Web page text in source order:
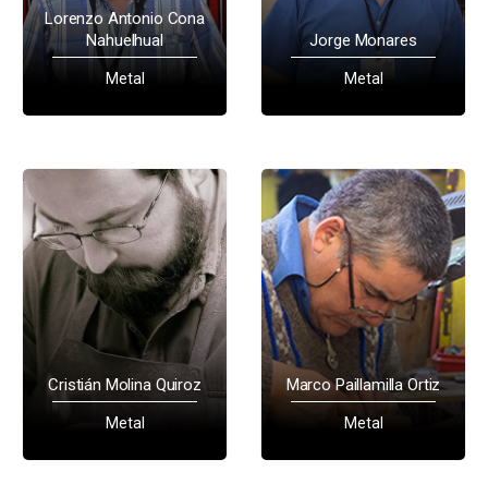
Lorenzo Antonio Cona
Nahuelhual
Metal
Jorge Monares
Metal
Cristián Molina Quiroz
Metal
Marco Paillamilla Ortiz
Metal